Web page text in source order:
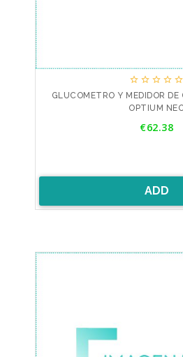
    
GLUCOMETRO Y MEDIDOR
OPTIUM
€62.38
ADD